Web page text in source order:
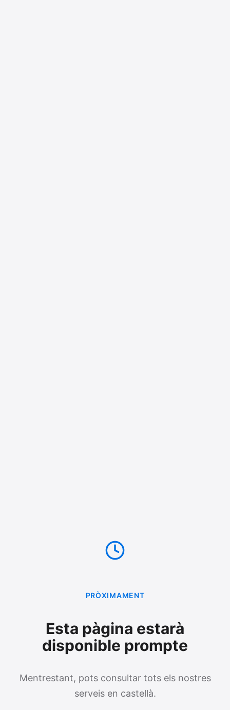
PRÒXIMAMENT
Esta pàgina estarà
disponible prompte
Mentrestant, pots consultar tots els nostres
serveis en castellà.